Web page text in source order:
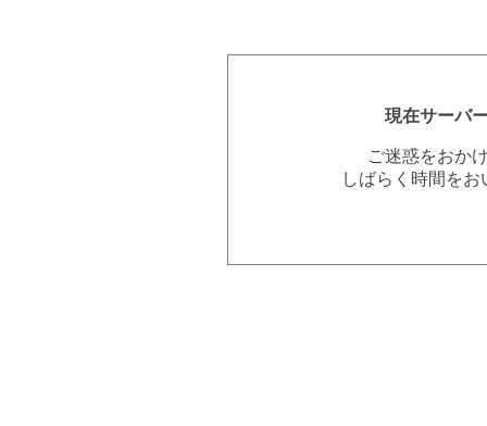
現在サーバ
ご迷惑をおか
しばらく時間を